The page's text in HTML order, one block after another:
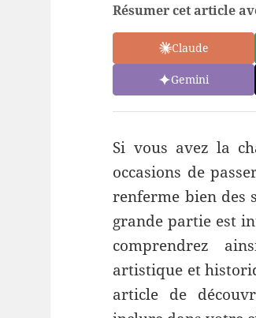
Résumer cet article
Claude
Gemini
Si vous avez la
occasions de
renferme bien des
grande partie est
comprendrez
artistique et
article de